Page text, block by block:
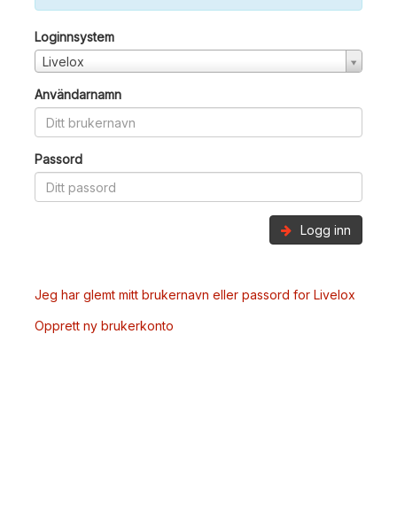
Loginnsystem
Livelox
Användarnamn
Passord
Logg inn
Jeg har glemt mitt brukernavn eller passord for Livelox
Opprett ny brukerkonto